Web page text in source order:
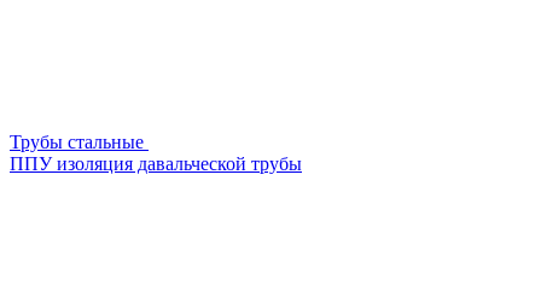
Трубы стальные
ППУ изоляция давальческой трубы